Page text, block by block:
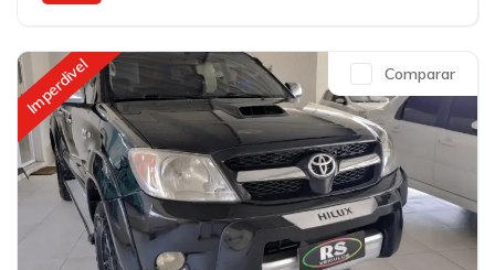
Imperdivel Comparar